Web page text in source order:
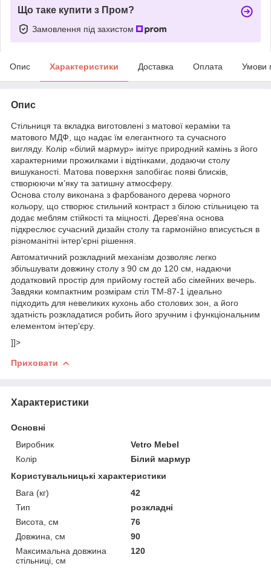
Що таке купити з Пром?
Замовлення під захистом
Опис Характеристики Доставка Оплата Умови
Опис
Стільниця та вкладка виготовлені з матової кераміки та
матового МДФ, що надає їм елегантного та сучасного
вигляду. Колір «білий мармур» імітує природний камінь з його
характерними прожилками і відтінками, додаючи столу
вишуканості. Матова поверхня запобігає появі блисків,
створюючи м’яку та затишну атмосферу.
Основа столу виконана з фарбованого дерева чорного
кольору, що створює стильний контраст з білою стільницею та
додає меблям стійкості та міцності. Дерев'яна основа
підкреслює сучасний дизайн столу та гармонійно вписується в
різноманітні інтер'єрні рішення.
Автоматичний розкладний механізм дозволяє легко
збільшувати довжину столу з 90 см до 120 см, надаючи
додатковий простір для прийому гостей або сімейних вечерь.
Завдяки компактним розмірам стіл TM-87-1 ідеально
підходить для невеликих кухонь або столових зон, а його
здатність розкладатися робить його зручним і функціональним
елементом інтер'єру.
]]>
Приховати
Характеристики
Основні
Виробник
Vetro Mebel
Колір
Білий мармур
Користувальницькі характеристики
Вага (кг)
42
Тип
розкладні
Висота, см
76
Довжина, см
90
Максимальна довжина
стільниці, см
120